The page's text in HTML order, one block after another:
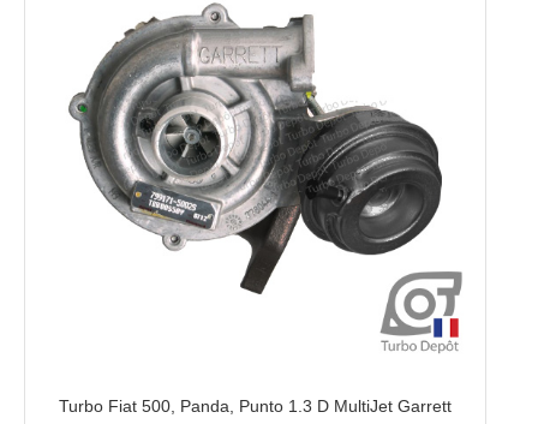
Turbo Fiat 500, Panda, Punto 1.3 D MultiJet Garrett